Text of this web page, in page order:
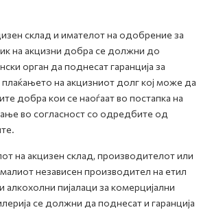
склад и имателот на одобрение за
на акцизни добра се должни до
орган да поднесат гаранција за
на акцизниот долг кој може да
добра кои се наоѓаат во постапка на
во согласност со одредбите од
на акцизен склад, производителот или
независен производител на етил
алкохолни пијалаци за комерцијални
се должни да поднесат и гаранција